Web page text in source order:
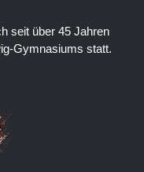
seit über 45 Jahren
Gymnasiums statt.